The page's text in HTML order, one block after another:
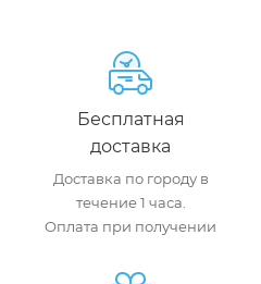
Бесплатная
доставка
Доставка по городу в
течение 1 часа.
Оплата при получении